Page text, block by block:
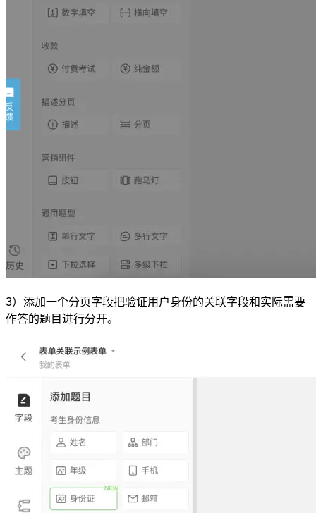
3）添加一个分页字段把验证用户身份的关联字段和实际需要
作答的题目进行分开。